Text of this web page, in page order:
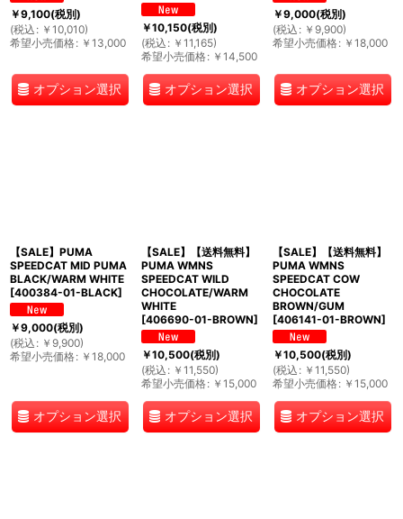
￥9,100(税別)
(税込 : ￥ 10,010)
希望小売価格: ￥ 13,000
オプション選択
￥10,150(税別)
(税込 : ￥ 11,165)
希望小売価格: ￥ 14,500
オプション選択
￥9,000(税別)
(税込 : ￥ 9,900)
希望小売価格: ￥ 18,000
オプション選択
【SALE】PUMA
SPEEDCAT MID PUMA
BLACK/WARM WHITE
[400384-01-BLACK]
￥9,000(税別)
(税込 : ￥ 9,900)
希望小売価格: ￥ 18,000
オプション選択
【SALE】【送料無料】
PUMA WMNS
SPEEDCAT WILD
CHOCOLATE/WARM
WHITE
[406690-01-BROWN]
￥10,500(税別)
(税込 : ￥ 11,550)
希望小売価格: ￥ 15,000
オプション選択
【SALE】【送料無料】
PUMA WMNS
SPEEDCAT COW
CHOCOLATE
BROWN/GUM
[406141-01-BROWN]
￥10,500(税別)
(税込 : ￥ 11,550)
希望小売価格: ￥ 15,000
オプション選択